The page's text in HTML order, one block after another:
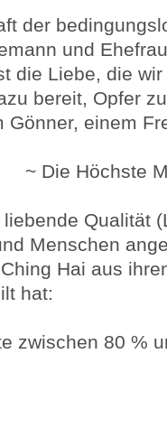
der
und
die Liebe, die
bereit, Opfer
Gönner, einem
~ Die Höchste
Qualität
Menschen
Hai aus
hat:
zwischen 80 %